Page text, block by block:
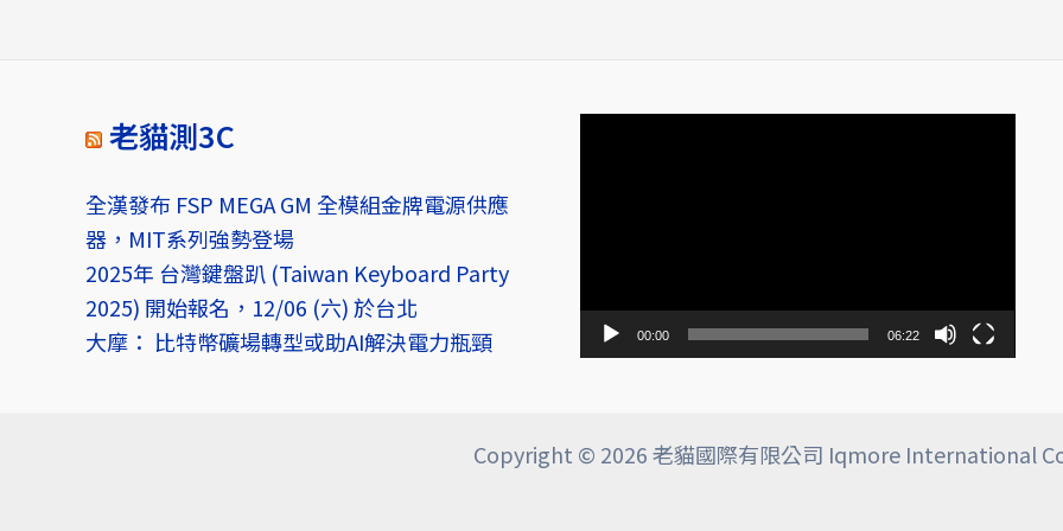
老貓測3C
全漢發布 FSP MEGA GM 全模組金牌電源供應
器，MIT系列強勢登場
2025年 台灣鍵盤趴 (Taiwan Keyboard Party
2025) 開始報名，12/06 (六) 於台北
大摩： 比特幣礦場轉型或助AI解決電力瓶頸
00:00 06:22
Copyright © 2026 老貓國際有限公司 Iqmore International